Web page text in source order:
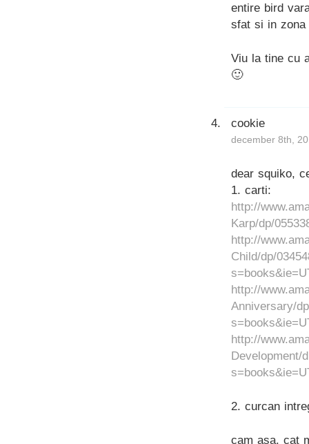
entire bird
sfat si in
Viu la tine cu
🙂
cookie
december 8th,
dear squiko,
1. carti:
http://
Karp/dp/
http://
Child/dp/
http://
Anniversary/
http://
Development/
2. curcan
cam asa. cat